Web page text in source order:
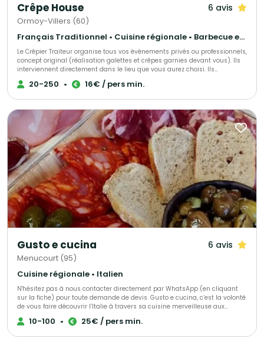
Crêpe House 6 avis
Ormoy-Villers (60)
Français Traditionnel • Cuisine régionale • Barbecue et grillades
Le Crêpier Traiteur organise tous vos événements privés ou professionnels,
concept original (réalisation galettes et crêpes garnies devant vous). Ils
interviennent directement dans le lieu que vous aurez choisi. Ils
proposent un large choix de produits.
20-250 • 16€ / pers min.
Gusto e cucina 6 avis
Menucourt (95)
Cuisine régionale • Italien
N'hésitez pas à nous contacter directement par WhatsApp (en cliquant
sur la fiche) pour toute demande de devis. Gusto e cucina, c’est la volonté
de vous faire découvrir l’Italie à travers sa cuisine merveilleuse aux
saveurs gourmandes et généreuses. Connaisseurs de la gastronomie
italienne ou en pleine éducation papillaire, venez déguster les spécialités
10-100 • 25€ / pers min.